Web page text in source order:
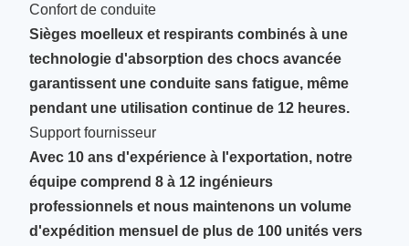
Confort de conduite
Sièges moelleux et respirants combinés à une
technologie d'absorption des chocs avancée
garantissent une conduite sans fatigue, même
pendant une utilisation continue de 12 heures.
Support fournisseur
Avec 10 ans d'expérience à l'exportation, notre
équipe comprend 8 à 12 ingénieurs
professionnels et nous maintenons un volume
d'expédition mensuel de plus de 100 unités vers